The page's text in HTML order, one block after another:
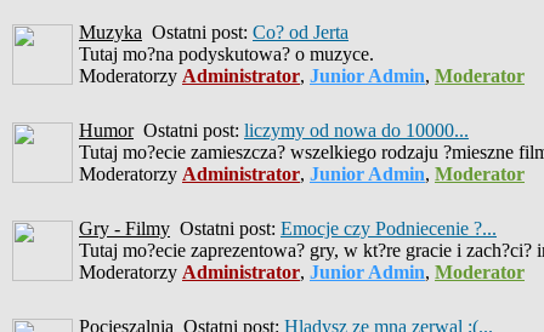
Muzyka Ostatni post: Co? od Jerta
Tutaj mo?na podyskutowa? o muzyce.
Moderatorzy Administrator, Junior Admin, Moderator
HumorOstatni post: liczymy od nowa do 10000...
Tutaj mo?ecie zamieszcza? wszelkiego rodzaju ?mieszne
Moderatorzy Administrator, Junior Admin, Moderator
Gry - Filmy Ostatni post: Emocje czy Podniecenie ?...
Tutaj mo?ecie zaprezentowa? gry, w kt?re gracie i zach?ci?
Moderatorzy Administrator, Junior Admin, Moderator
Pocieszalnia Ostatni post: Hladysz ze mna zerwal ;(...